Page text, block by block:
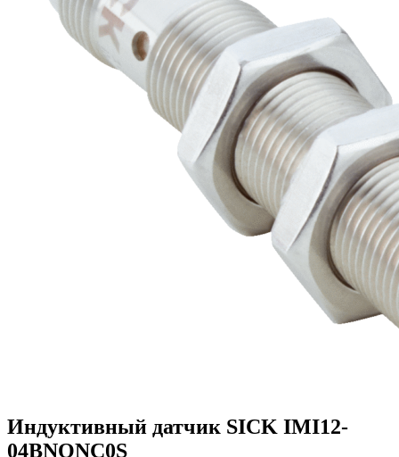
Индуктивный датчик SICK IMI12-
04BNONC0S